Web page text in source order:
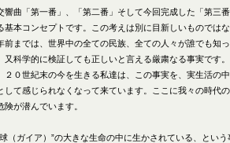
響曲「第一番」、「第二番」そして今回完成した「第三
基本コンセプトです。この考えは別に目新しいものでは
前までは、世界中の全ての民族、全ての人々が誰でも知
又科学的に検証しても正しいと言える厳粛なる事実です
２０世紀末の今を生きる私達は、この事実を、実生活の
して感じられなくなって来ています。ここに我々の時代
険が潜んでいます。
（ガイア）”の大きな生命の中に生かされている、という